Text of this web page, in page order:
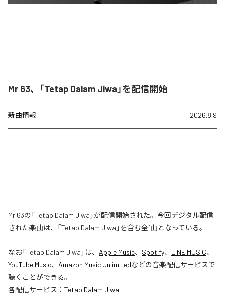
Mr 63、「Tetap Dalam Jiwa」を配信開始
新曲情報 2026.8.9
Mr 63の「Tetap Dalam Jiwa」が配信開始された。今回デジタル配信
された楽曲は、「Tetap Dalam Jiwa」を含む全1曲となっている。
なお「Tetap Dalam Jiwa 」は、 Apple Music、 Spotify、 LINE MUSIC、
YouTube Music、 Amazon Music Unlimitedなどの音楽配信サービスで
聴くことができる。
各配信サービス： Tetap Dalam Jiwa